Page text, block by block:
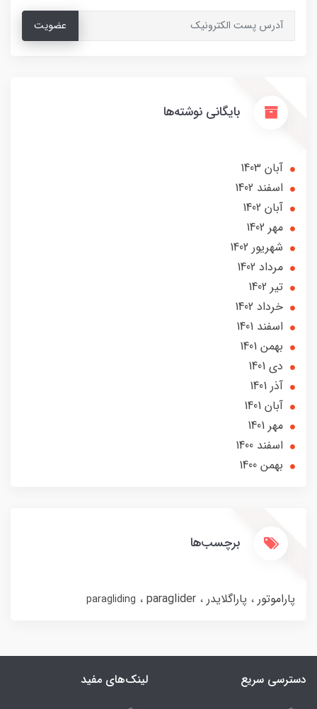
عضویت
بایگانی نوشته‌ها
آبان 1403
اسفند 1402
آبان 1402
مهر 1402
شهریور 1402
مرداد 1402
تير 1402
خرداد 1402
اسفند 1401
بهمن 1401
دی 1401
آذر 1401
آبان 1401
مهر 1401
اسفند 1400
بهمن 1400
برچسب‌ها
پاراموتور پاراگلایدر paraglider
paragliding
دسترسی سریع لینک‌های مفید